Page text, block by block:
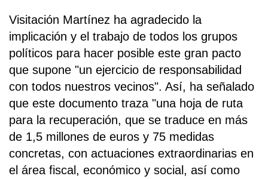
Visitación Martínez ha agradecido la
implicación y el trabajo de todos los grupos
políticos para hacer posible este gran pacto
que supone "un ejercicio de responsabilidad
con todos nuestros vecinos". Así, ha señalado
que este documento traza "una hoja de ruta
para la recuperación, que se traduce en más
de 1,5 millones de euros y 75 medidas
concretas, con actuaciones extraordinarias en
el área fiscal, económico y social, así como